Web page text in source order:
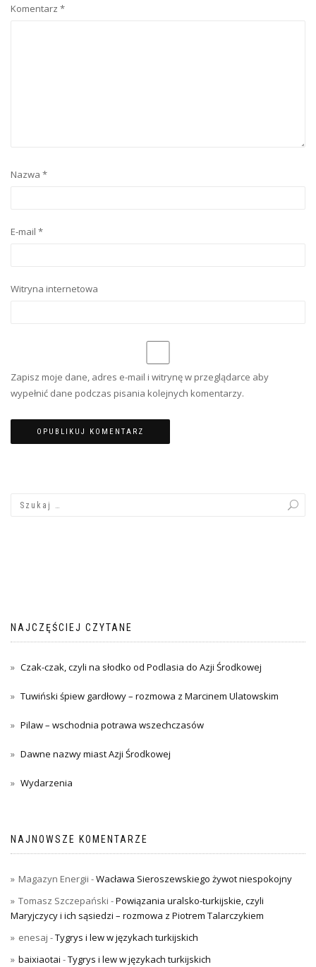
Komentarz *
Nazwa *
E-mail *
Witryna internetowa
Zapisz moje dane, adres e-mail i witrynę w przeglądarce aby
wypełnić dane podczas pisania kolejnych komentarzy.
NAJCZĘŚCIEJ CZYTANE
Czak-czak, czyli na słodko od Podlasia do Azji Środkowej
Tuwiński śpiew gardłowy – rozmowa z Marcinem Ulatowskim
Pilaw – wschodnia potrawa wszechczasów
Dawne nazwy miast Azji Środkowej
Wydarzenia
NAJNOWSZE KOMENTARZE
Magazyn Energii -Wacława Sieroszewskiego żywot niespokojny
Tomasz Szczepański -Powiązania uralsko-turkijskie, czyli
Maryjczycy i ich sąsiedzi – rozmowa z Piotrem Talarczykiem
enesaj -Tygrys i lew w językach turkijskich
baixiaotai -Tygrys i lew w językach turkijskich